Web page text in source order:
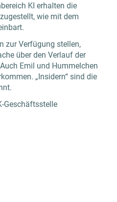
KI erhalten die
wie mit dem
zur Verfügung stellen,
über den Verlauf der
Emil und Hummelchen
„Insidern“ sind die
Geschäftsstelle